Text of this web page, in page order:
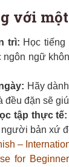
với
trì: Học
ngôn ngữ
Hãy
đều đặn sẽ
tập thực tế:
bản xứ
–
for